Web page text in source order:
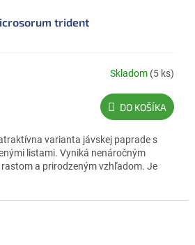
trident
Skladom (5 ks)
DO KOŠÍKA
varianta jávskej paprade s
listami. Vyniká nenáročným
a prirodzeným vzhľadom. Je